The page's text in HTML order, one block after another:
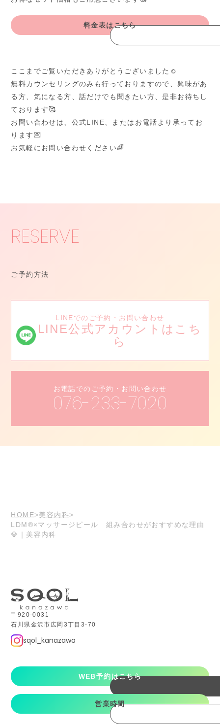
料金表はこちら
ここまでご覧いただきありがとうございました☺
無料カウンセリングのみも行っておりますので、興味があ
る方、気になる方、話だけでも聞きたい方、是非お待ちし
ております🥰
お問い合わせは、公式LINE、またはお電話より承ってお
ります💌
お気軽にお問い合わせください🌈
RESERVE
ご予約方法
LINEでのご予約・お問い合わせ
LINE公式アカウントはこち
ら
お電話でのご予約・お問い合わせ
076-233-7020
HOME
美容内科
LDM®×マッサージピール 組み合わせがおすすめな理由
💎｜美容内科
〒920-0031
石川県金沢市広岡3丁目3-70
sqol_kanazawa
WEB予約はこちら
営業時間